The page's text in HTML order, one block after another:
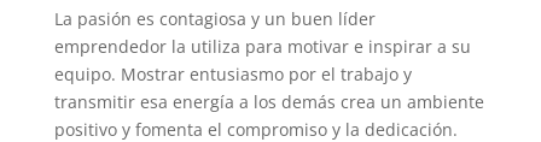
La pasión es contagiosa y un buen líder
emprendedor la utiliza para motivar e inspirar a su
equipo. Mostrar entusiasmo por el trabajo y
transmitir esa energía a los demás crea un ambiente
positivo y fomenta el compromiso y la dedicación.